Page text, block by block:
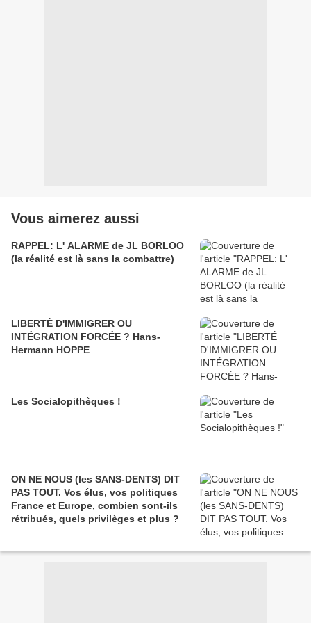
Vous aimerez aussi
RAPPEL: L' ALARME de JL BORLOO
(la réalité est là sans la combattre)
LIBERTÉ D'IMMIGRER OU
INTÉGRATION FORCÉE ? Hans-
Hermann HOPPE
Les Socialopithèques !
ON NE NOUS (les SANS-DENTS) DIT
PAS TOUT. Vos élus, vos politiques
France et Europe, combien sont-ils
rétribués, quels privilèges et plus ?